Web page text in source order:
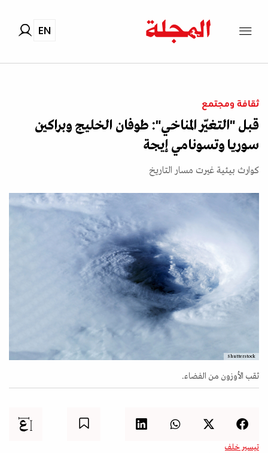
EN
ثقافة ومجتمع
قبل "التغيّر المناخي": طوفان الخليج وبراكين
سوريا وتسونامي إيجة
كوارث بيئية غيرت مسار التاريخ
Shutterstock
ثقب الأوزون من الفضاء.
تيسير خلف